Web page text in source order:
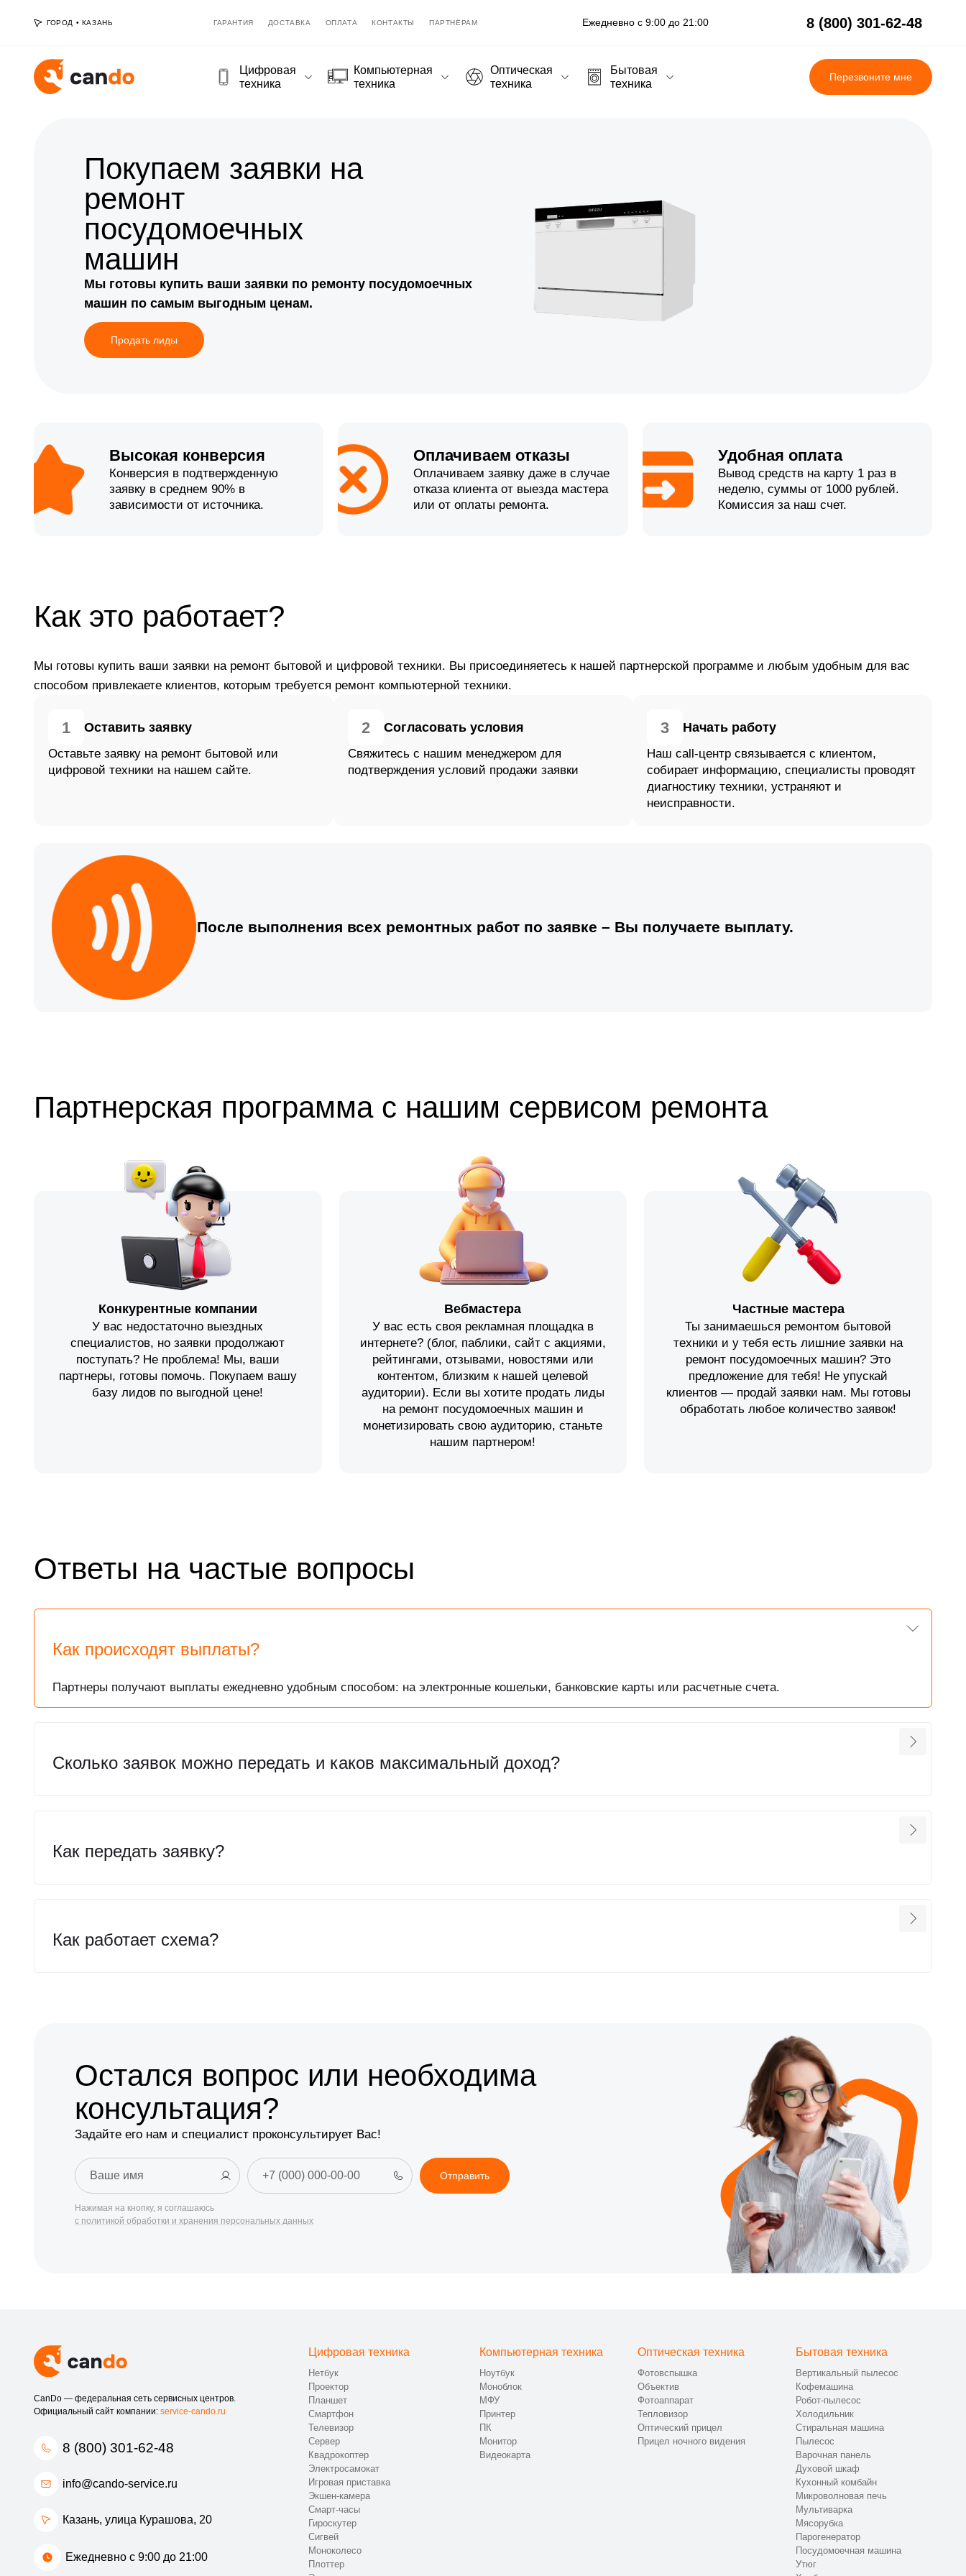
ГОРОД • КАЗАНЬ ГАРАНТИЯ ДОСТАВКА ОПЛАТА КОНТАКТЫ ПАРТНЁРАМ Ежедневно с 9:00 до 21:00 8 (800) 301-62-48
Цифровая
техника
Компьютерная
техника
Оптическая
техника
Бытовая
техника
Перезвоните мне
Покупаем заявки на
ремонт
посудомоечных
машин
Мы готовы купить ваши заявки по ремонту посудомоечных
машин по самым выгодным ценам.
Продать лиды
Высокая конверсия
Конверсия в подтвержденную
заявку в среднем 90% в
зависимости от источника.
Оплачиваем отказы
Оплачиваем заявку даже в случае
отказа клиента от выезда мастера
или от оплаты ремонта.
Удобная оплата
Вывод средств на карту 1 раз в
неделю, суммы от 1000 рублей.
Комиссия за наш счет.
Как это работает?
Мы готовы купить ваши заявки на ремонт бытовой и цифровой техники. Вы присоединяетесь к нашей партнерской программе и любым удобным для вас
способом привлекаете клиентов, которым требуется ремонт компьютерной техники.
1 Оставить заявку
Оставьте заявку на ремонт бытовой или
цифровой техники на нашем сайте.
2 Согласовать условия
Свяжитесь с нашим менеджером для
подтверждения условий продажи заявки
3 Начать работу
Наш call-центр связывается с клиентом,
собирает информацию, специалисты проводят
диагностику техники, устраняют и
неисправности.
После выполнения всех ремонтных работ по заявке – Вы получаете выплату.
Партнерская программа с нашим сервисом ремонта
Конкурентные компании
У вас недостаточно выездных
специалистов, но заявки продолжают
поступать? Не проблема! Мы, ваши
партнеры, готовы помочь. Покупаем вашу
базу лидов по выгодной цене!
Вебмастера
У вас есть своя рекламная площадка в
интернете? (блог, паблики, сайт с акциями,
рейтингами, отзывами, новостями или
контентом, близким к нашей целевой
аудитории). Если вы хотите продать лиды
на ремонт посудомоечных машин и
монетизировать свою аудиторию, станьте
нашим партнером!
Частные мастера
Ты занимаешься ремонтом бытовой
техники и у тебя есть лишние заявки на
ремонт посудомоечных машин? Это
предложение для тебя! Не упускай
клиентов — продай заявки нам. Мы готовы
обработать любое количество заявок!
Ответы на частые вопросы
Как происходят выплаты?
Партнеры получают выплаты ежедневно удобным способом: на электронные кошельки, банковские карты или расчетные счета.
Сколько заявок можно передать и каков максимальный доход?
Как передать заявку?
Как работает схема?
Остался вопрос или необходима
консультация?
Задайте его нам и специалист проконсультирует Вас!
Отправить
Нажимая на кнопку, я соглашаюсь
с политикой обработки и хранения персональных данных
CanDo — федеральная сеть сервисных центров.
Официальный сайт компании: service-cando.ru
8 (800) 301-62-48
info@cando-service.ru
Казань, улица Курашова, 20
Ежедневно с 9:00 до 21:00
Цифровая техника
Нетбук
Проектор
Планшет
Смартфон
Телевизор
Сервер
Квадрокоптер
Электросамокат
Игровая приставка
Экшен-камера
Смарт-часы
Гироскутер
Сигвей
Моноколесо
Плоттер
Компьютерная техника
Ноутбук
Моноблок
МФУ
Принтер
ПК
Монитор
Видеокарта
Оптическая техника
Фотовспышка
Объектив
Фотоаппарат
Тепловизор
Оптический прицел
Прицел ночного видения
Бытовая техника
Вертикальный пылесос
Кофемашина
Робот-пылесос
Холодильник
Стиральная машина
Пылесос
Варочная панель
Духовой шкаф
Кухонный комбайн
Микроволновая печь
Мультиварка
Мясорубка
Парогенератор
Посудомоечная машина
Утюг